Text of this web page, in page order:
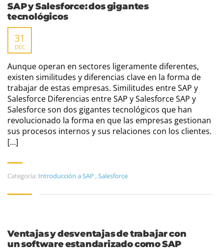
SAP y Salesforce: dos gigantes
tecnológicos
31
DEC
Aunque operan en sectores ligeramente diferentes,
existen similitudes y diferencias clave en la forma de
trabajar de estas empresas. Similitudes entre SAP y
Salesforce Diferencias entre SAP y Salesforce SAP y
Salesforce son dos gigantes tecnológicos que han
revolucionado la forma en que las empresas gestionan
sus procesos internos y sus relaciones con los clientes.
[…]
Categoría: Introducción a SAP ,Salesforce
Ventajas y desventajas de trabajar con
un software estandarizado como SAP